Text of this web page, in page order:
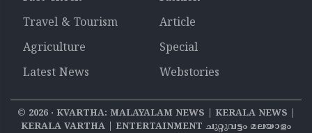
Travel & Tourism
Article
Agriculture
Special
Latest News
Webstories
© 2026‧ KVARTHA: MALAYALAM NEWS | KERALA NEWS |
KERALA VARTHA | ENTERTAINMENT ചുറ്റുവട്ടം മലയാളം